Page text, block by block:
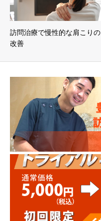
訪問治療で慢性的な肩こりの
改善